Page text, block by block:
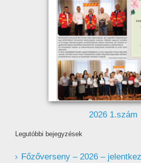
2026 1.szám
Legutóbbi bejegyzések
Főzőverseny – 2026 –